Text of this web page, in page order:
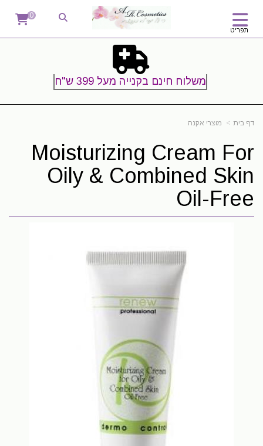
תפריט
0
משלוח חינם בקנייה מעל 399 ש"ח
דף בית מוצרי אקנה
Moisturizing Cream For
Oily & Combined Skin
Oil-Free